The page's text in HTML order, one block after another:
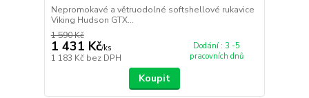
Nepromokavé a větruodolné softshellové rukavice
Viking Hudson GTX...
1 590 Kč
1 431 Kč/ks
1 183 Kč bez DPH
Dodání : 3 -5
pracovních dnů
Koupit